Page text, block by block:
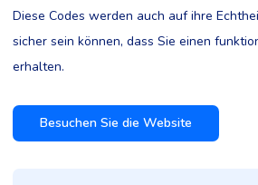
Diese Codes werden auch auf ihre
sicher sein können, dass Sie einen
erhalten.
Besuchen Sie die Website